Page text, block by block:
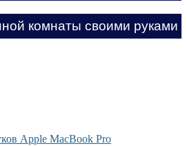
комнаты своими руками
Apple MacBook Pro